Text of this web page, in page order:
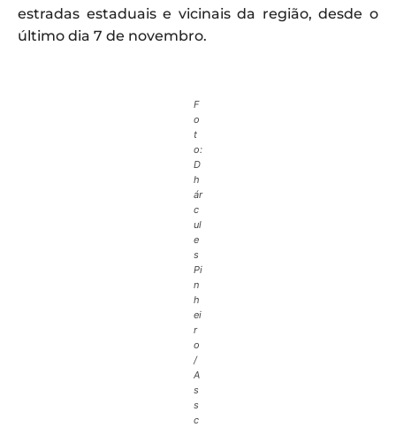
estradas estaduais e vicinais da região, desde o
último dia 7 de novembro.
F
o
t
o:
D
h
ár
c
ul
e
s
Pi
n
h
ei
r
o
/
A
s
s
c